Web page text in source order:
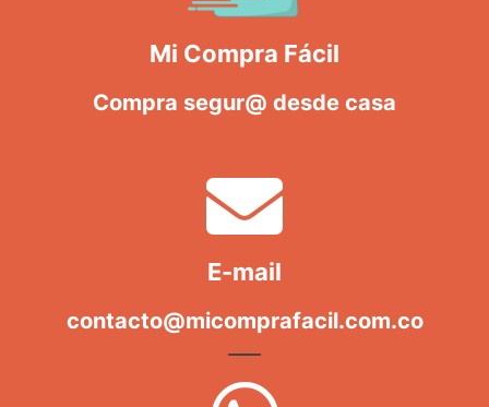
Mi Compra Fácil
Compra segur@ desde casa
E-mail
contacto@micomprafacil.com.co